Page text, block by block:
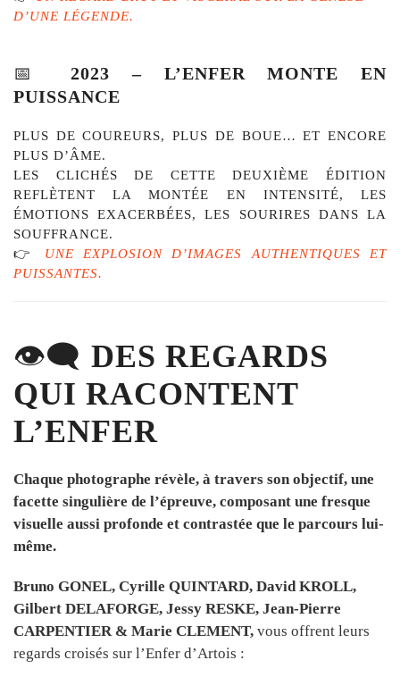
D’UNE LÉGENDE.
📅2023 – L’ENFERMONTEEN
PUISSANCE
PLUS DECOUREURS,PLUS DE BOUE…ETENCORE
PLUS D’ÂME.
LES CLICHÉSDE CETTEDEUXIÈMEÉDITION
REFLÈTENTLAMONTÉE EN INTENSITÉ,LES
ÉMOTIONSEXACERBÉES,LES SOURIRES DANSLA
SOUFFRANCE.
👉 UNE EXPLOSION D’IMAGES AUTHENTIQUES ET
PUISSANTES.
👁️‍🗨️ DES REGARDS
QUI RACONTENT
L’ENFER
Chaque photographe révèle, à travers son objectif, une
facette singulière de l’épreuve, composant une fresque
visuelle aussi profonde et contrastée que le parcours lui-
même.
Bruno GONEL, Cyrille QUINTARD, David KROLL,
Gilbert DELAFORGE, Jessy RESKE, Jean-Pierre
CARPENTIER & Marie CLEMENT, vous offrent leurs
regards croisés sur l’Enfer d’Artois :